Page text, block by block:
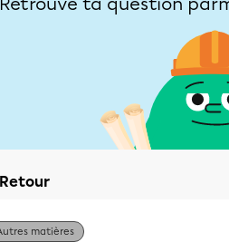
Retour
matières